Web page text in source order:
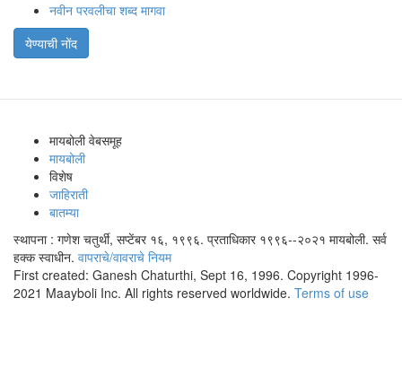
नवीन परवलीचा शब्द मागवा
येण्याची नोंद
मायबोली वेबसमूह
मायबोली
विशेष
जाहिराती
बातम्या
स्थापना : गणेश चतुर्थी, सप्टेंबर १६, १९९६. प्रताधिकार १९९६--२०२१ मायबोली. सर्व
हक्क स्वाधीन. वापराचे/वावराचे नियम
First created: Ganesh Chaturthi, Sept 16, 1996. Copyright 1996-
2021 Maayboli Inc. All rights reserved worldwide. Terms of use